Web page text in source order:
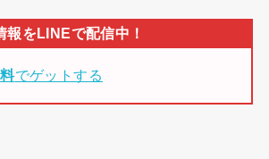
でゲットする